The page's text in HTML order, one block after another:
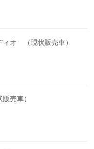
ィオ （現状販売車）
売車）